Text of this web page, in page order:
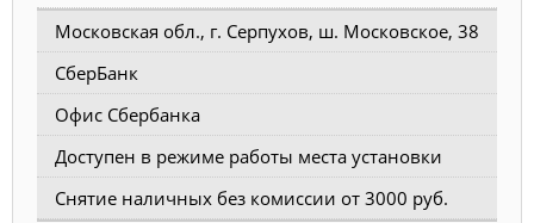
Московская обл., г. Серпухов, ш. Московское, 38
СберБанк
Офис Сбербанка
Доступен в режиме работы места установки
Снятие наличных без комиссии от 3000 руб.